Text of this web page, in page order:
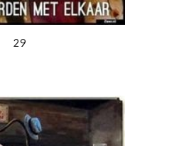
29